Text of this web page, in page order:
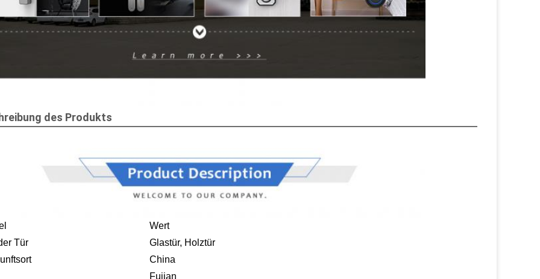
des Produkts
Wert
Tür
Glastür, Holztür
China
Fujian